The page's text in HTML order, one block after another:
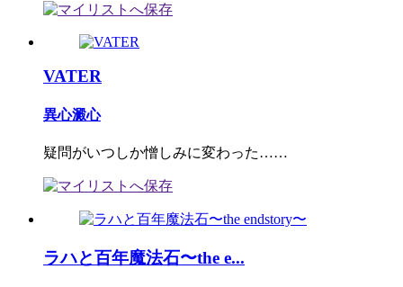
VATER
異心澱心
疑問がいつしか憎しみに変わった……
ラハと百年魔法石〜the e...